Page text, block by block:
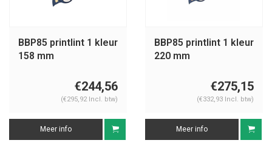
BBP85 printlint 1 kleur
158 mm
€244,56
(€295,92 Incl. btw)
Meer info
BBP85 printlint 1 kleur
220 mm
€275,15
(€332,93 Incl. btw)
Meer info